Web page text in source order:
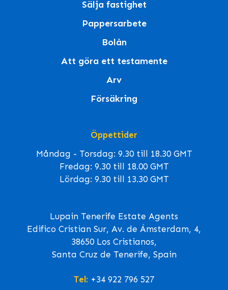
Sälja fastighet
Pappersarbete
Bolån
Att göra ett testamente
Arv
Försäkring
Öppettider
Måndag - Torsdag: 9.30 till 18.30 GMT
Fredag: 9.30 till 18.00 GMT
Lördag: 9.30 till 13.30 GMT
Lupain Tenerife Estate Agents
Edifico Cristian Sur, Av. de Ámsterdam, 4,
38650 Los Cristianos,
Santa Cruz de Tenerife, Spain
Tel: +34 922 796 527